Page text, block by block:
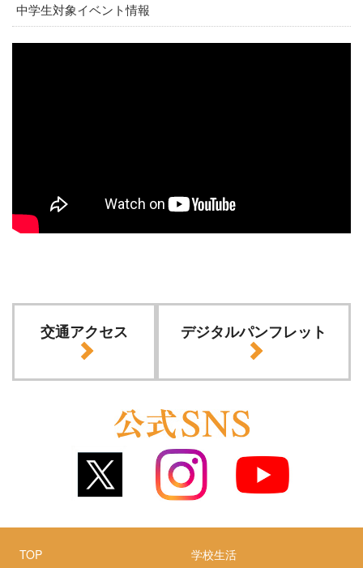
中学生対象イベント情報
交通アクセス デジタルパンフレット
TOP
学校生活